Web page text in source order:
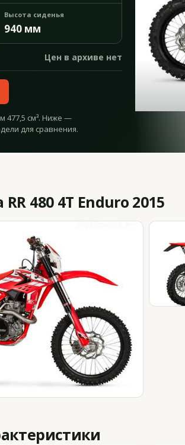
Высота сиденья
940 мм
Цен в архиве нет
477,5 см³. Ниже —
для сравнения.
480 4T Enduro 2015